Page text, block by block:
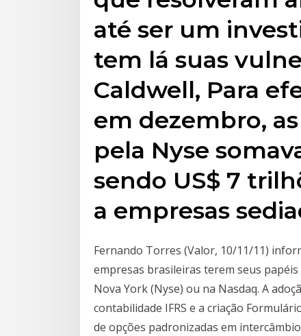
até ser um
tem lá suas
Caldwell, Para
em dezembro,
pela Nyse
sendo US$ 7
a empresas
Fernando Torres (Valor, 10/11/11)
empresas brasileiras terem seus
Nova York (Nyse) ou na Nasdaq. A
contabilidade IFRS e a criação
de opções padronizadas em